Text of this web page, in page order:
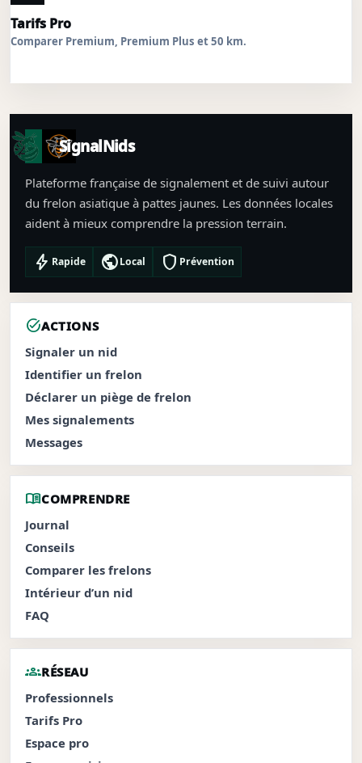
Tarifs Pro
Comparer Premium, Premium Plus et 50 km.
SignalNids
Plateforme française de signalement et de suivi autour
du frelon asiatique à pattes jaunes. Les données locales
aident à mieux comprendre la pression terrain.
bolt Rapide publicLocal shield Prévention
task_altACTIONS
Signaler un nid
Identifier un frelon
Déclarer un piège de frelon
Mes signalements
Messages
menu_bookCOMPRENDRE
Journal
Conseils
Comparer les frelons
Intérieur d’un nid
FAQ
groupsRÉSEAU
Professionnels
Tarifs Pro
Espace pro